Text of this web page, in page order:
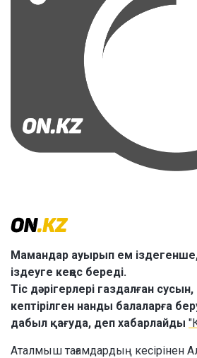
Мамандар ауырып ем
іздеуге кеңес береді.
Тіс дәрігерлері газдалған
кептірілген нанды балаларға
дабыл қағуда, деп хабарлайды
Аталмыш тағамдардың кесірінен